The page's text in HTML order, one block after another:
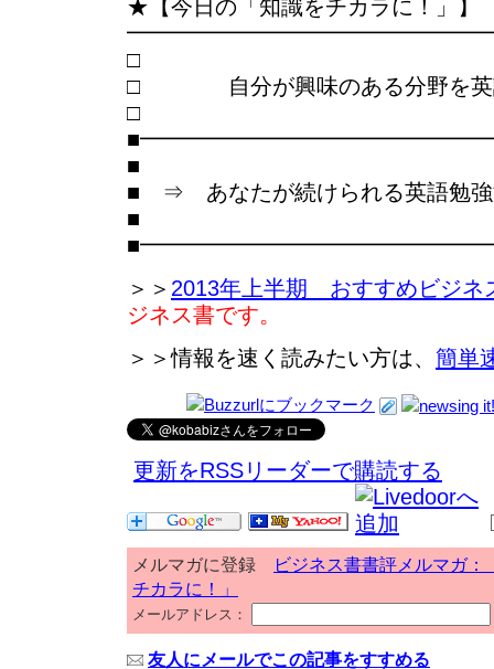
★【今日の「知識をチカラに！」】
□ 自分が興味のある分野を英
■
■ ⇒ あなたが続けられる英語勉強
■
＞＞ 2013年上半期 おすすめビジネ
ジネス書です。
＞＞情報を速く読みたい方は、 簡単
更新をRSSリーダーで購読する
メルマガに登録
ビジネス書書評メルマガ：
チカラに！」
メールアドレス：
友人にメールでこの記事をすすめる